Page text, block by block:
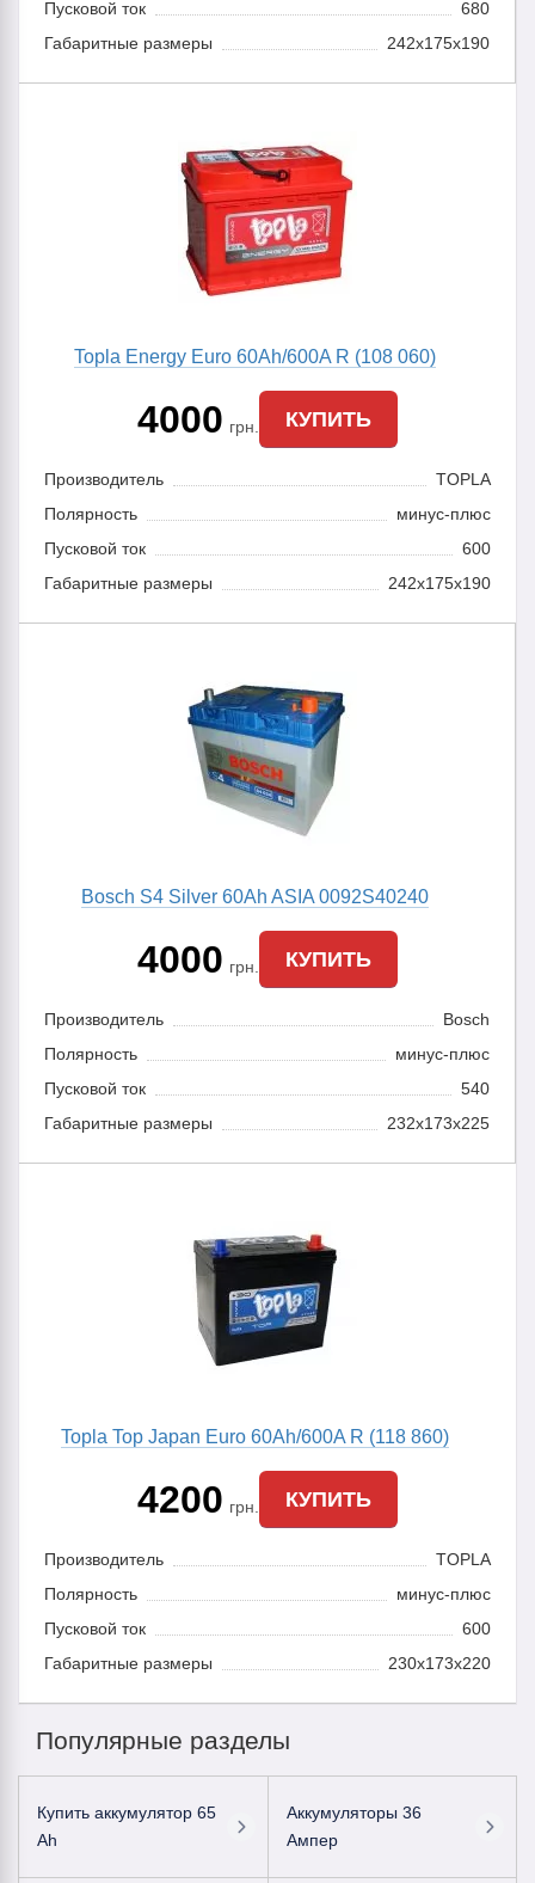
Пусковой ток
680
Габаритные размеры
242x175x190
Topla Energy Euro 60Ah/600A R (108 060)
4000 грн. КУПИТЬ
Производитель
TOPLA
Полярность
минус-плюс
Пусковой ток
600
Габаритные размеры
242x175x190
Bosch S4 Silver 60Ah ASIA 0092S40240
4000 грн. КУПИТЬ
Производитель
Bosch
Полярность
минус-плюс
Пусковой ток
540
Габаритные размеры
232x173x225
Topla Top Japan Euro 60Ah/600A R (118 860)
4200 грн. КУПИТЬ
Производитель
TOPLA
Полярность
минус-плюс
Пусковой ток
600
Габаритные размеры
230x173x220
Популярные разделы
Купить аккумулятор 65
Ah
Аккумуляторы 36
Ампер